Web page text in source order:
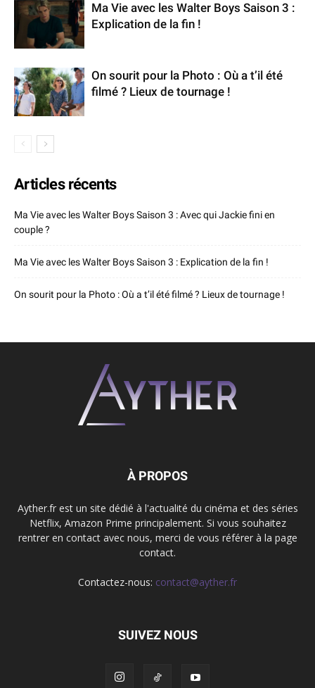
Ma Vie avec les Walter Boys Saison 3 :
Explication de la fin !
On sourit pour la Photo : Où a t’il été
filmé ? Lieux de tournage !
Articles récents
Ma Vie avec les Walter Boys Saison 3 : Avec qui Jackie fini en
couple ?
Ma Vie avec les Walter Boys Saison 3 : Explication de la fin !
On sourit pour la Photo : Où a t’il été filmé ? Lieux de tournage !
À PROPOS
Ayther.fr est un site dédié à l'actualité du cinéma et des séries
Netflix, Amazon Prime principalement. Si vous souhaitez
rentrer en contact avec nous, merci de vous référer à la page
contact.
Contactez-nous: contact@ayther.fr
SUIVEZ NOUS